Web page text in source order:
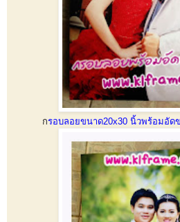
กรอบลอยขนาด20x30 นิ้วพร้อมอัด